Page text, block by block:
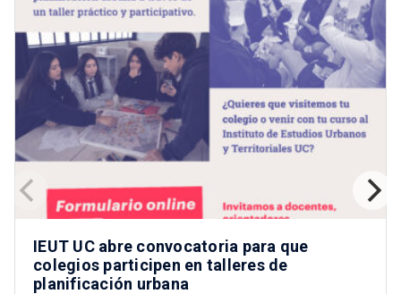
IEUT UC abre convocatoria para que
colegios participen en talleres de
planificación urbana